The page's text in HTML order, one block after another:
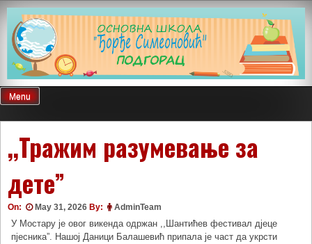
Skip
content
Menu
,,Тражим разумевање за
дете”
On: May 31, 2026 By: AdminTeam
У Мостару је овог викенда одржан ,,Шантићев фестивал дјеце
пјесника”. Нашој Даници Балашевић припала је част да укрсти